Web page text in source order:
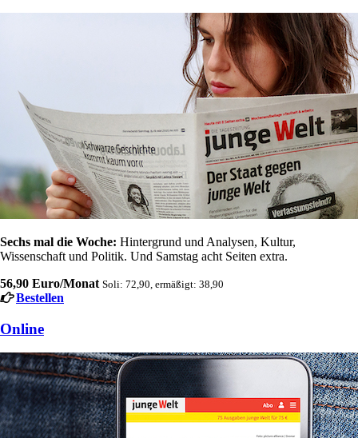
Sechs mal die Woche: Hintergrund und Analysen, Kultur,
Wissenschaft und Politik. Und Samstag acht Seiten extra.
56,90 Euro/Monat Soli: 72,90, ermäßigt: 38,90
Bestellen
Online